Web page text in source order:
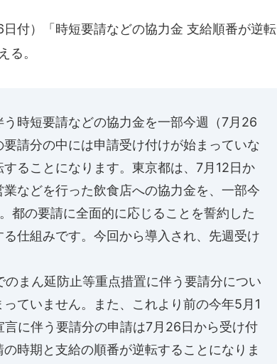
付）「時短要請などの協力金 支給順番が逆転
る。
時短要請などの協力金を一部今週（7月26
請分の中には申請受け付けが始まっていな
ることになります。東京都は、7月12日か
などを行った飲食店への協力金を、一部今
都の要請に全面的に応じることを誓約した
仕組みです。今回から導入され、先週受け
まん延防止等重点措置に伴う要請分につい
ていません。また、これより前の今年5月1
に伴う要請分の申請は7月26日から受け付
時期と支給の順番が逆転することになりま